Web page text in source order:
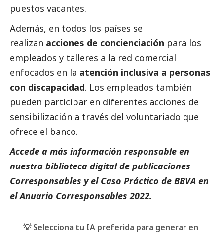
puestos vacantes.
Además, en todos los países se
realizan acciones de concienciación para los
empleados y talleres a la red comercial
enfocados en la atención inclusiva a personas
con discapacidad. Los empleados también
pueden participar en diferentes acciones de
sensibilización a través del voluntariado que
ofrece el banco.
Accede a más información responsable en
nuestra biblioteca digital de publicaciones
Corresponsables y el Caso Práctico de BBVA en
el Anuario Corresponsables 2022.
💡 Selecciona tu IA preferida para generar en